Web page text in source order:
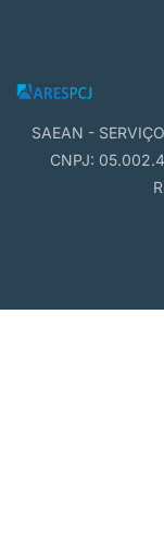
SAEAN -
CNPJ: